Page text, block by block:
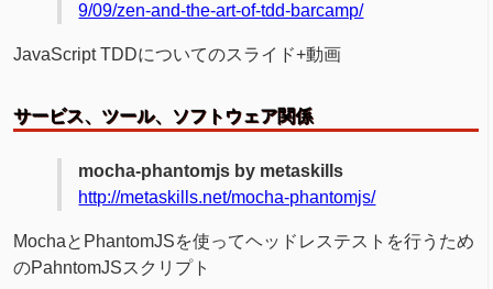
9/09/zen-and-the-art-of-tdd-barcamp/
JavaScript TDDについてのスライド+動画
サービス、ツール、ソフトウェア関係
mocha-phantomjs by metaskills
http://metaskills.net/mocha-phantomjs/
MochaとPhantomJSを使ってヘッドレステストを行うため
のPahntomJSスクリプト